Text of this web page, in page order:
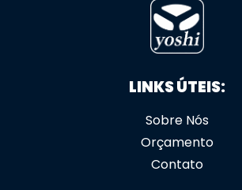
LINKS ÚTEIS:
Sobre Nós
Orçamento
Contato